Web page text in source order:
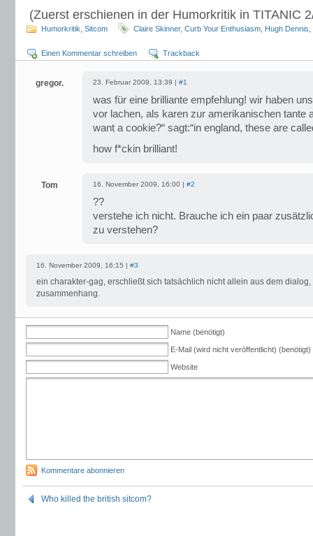
(Zuerst erschienen in der Humorkritik in TITANIC
Humorkritik Sitcom Claire Skinner, Curb Your Enthusiasm Hugh Dennis
Einen Kommentar schreiben Trackback
gregor. 23. Februar 2009, 13:39 | #1
was für eine brilliante empfehlung! wir haben
vor lachen, als karen zur amerikanischen tante
want a cookie?“ sagt:“in england, these are
how f*ckin brilliant!
Tom 16. November 2009, 16:00 | #2
??
verstehe ich nicht. Brauche ich ein paar
zu verstehen?
16. November 2009, 16:15 | #3
ein charakter-gag, erschließt sich tatsächlich nicht allein aus dem
zusammenhang.
Name (benötigt)
E-Mail (wird nicht veröffentlicht) (benötigt)
Website
Kommentare abonnieren
Who killed the british sitcom?